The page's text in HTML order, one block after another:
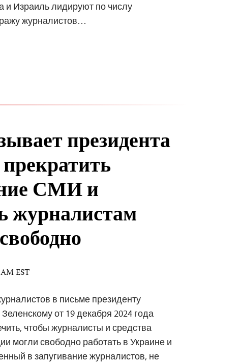
и Израиль лидируют по числу
журналистов…
президента
СМИ и
журналистам
EST
в письме президенту
от 19 декабря 2024 года
чтобы журналисты и средства
могли свободно работать в Украине и
в запугивание журналистов, не